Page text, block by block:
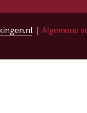
. | Algemene